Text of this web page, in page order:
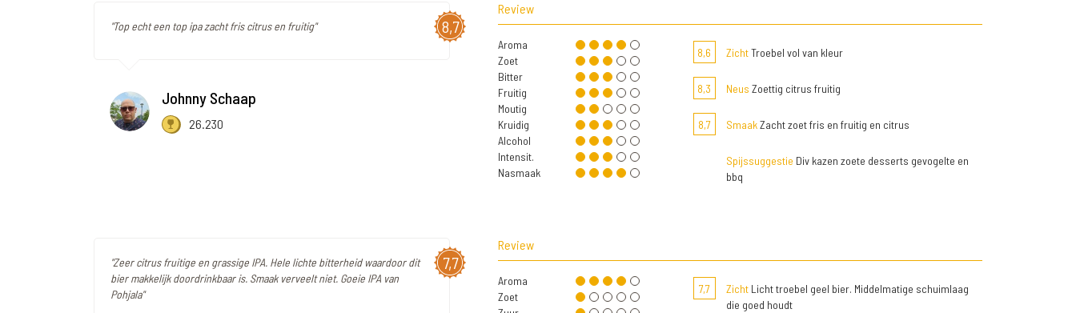
8,7
"Top echt een top ipa zacht fris citrus en fruitig"
Johnny Schaap
26.230
Review
Aroma
Zoet
Bitter
Fruitig
Moutig
Kruidig
Alcohol
Intensit.
Nasmaak
8,6 ZichtTroebel vol van kleur
8,3 Neus Zoettig citrus fruitig
8,7 SmaakZacht zoet fris en fruitig en citrus
Spijssuggestie Div kazen zoete desserts gevogelte en
bbq
7,7
"Zeer citrus fruitige en grassige IPA. Hele lichte bitterheid waardoor dit
bier makkelijk doordrinkbaar is. Smaak verveelt niet. Goeie IPA van
Pohjala"
Review
Aroma
Zoet
7,7 ZichtLicht troebel geel bier. Middelmatige schuimlaag
die goed houdt